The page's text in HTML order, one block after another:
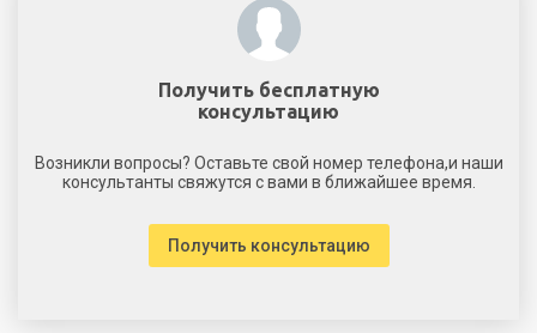
Получить бесплатную
консультацию
Возникли вопросы? Оставьте свой номер телефона,и наши
консультанты свяжутся с вами в ближайшее время.
Получить консультацию